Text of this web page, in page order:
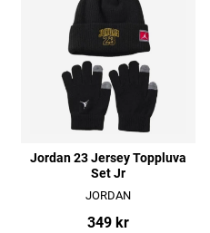
Jordan 23 Jersey Toppluva
Set Jr
JORDAN
349 kr